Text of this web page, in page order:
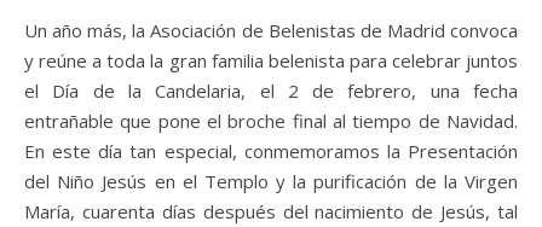
Un año más, la Asociación de Belenistas de Madrid convoca
y reúne a toda la gran familia belenista para celebrar juntos
el Día de la Candelaria, el 2 de febrero, una fecha
entrañable que pone el broche final al tiempo de Navidad.
En este día tan especial, conmemoramos la Presentación
del Niño Jesús en el Templo y la purificación de la Virgen
María, cuarenta días después del nacimiento de Jesús, tal